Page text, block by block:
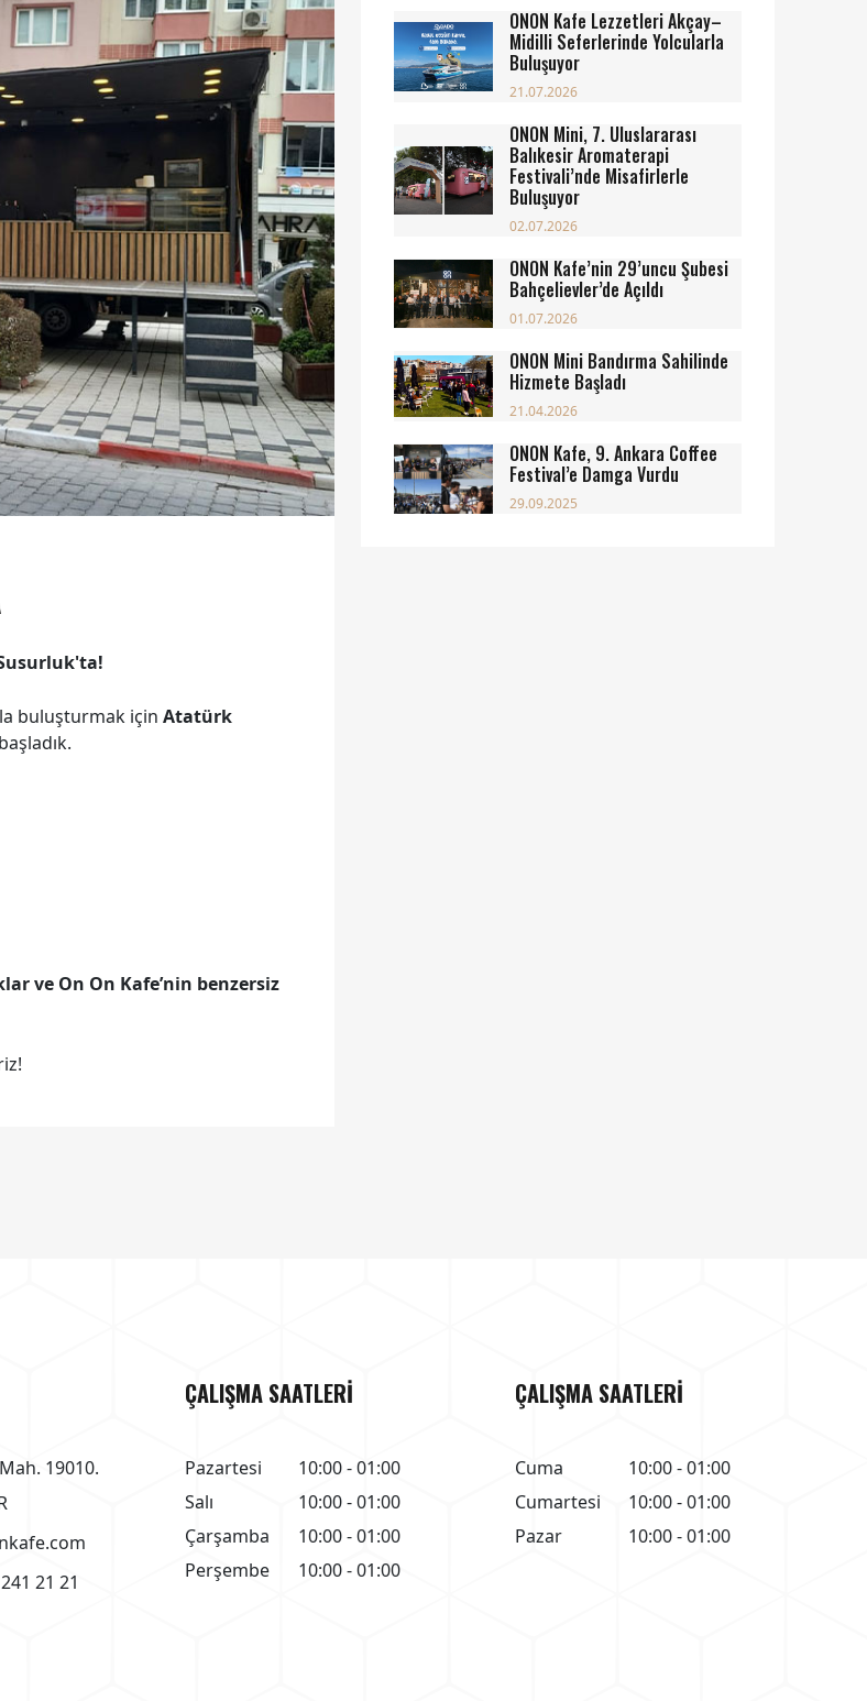
buluşturmak için Atatürk
ve On On Kafe’nin benzersiz
ONON Kafe Lezzetleri Akçay–
Midilli Seferlerinde Yolcularla
Buluşuyor
21.07.2026
ONON Mini, 7. Uluslararası
Balıkesir Aromaterapi
Festivali’nde Misafirlerle
Buluşuyor
02.07.2026
ONON Kafe’nin 29’uncu Şubesi
Bahçelievler’de Açıldı
01.07.2026
ONON Mini Bandırma Sahilinde
Hizmete Başladı
21.04.2026
ONON Kafe, 9. Ankara Coffee
Festival’e Damga Vurdu
29.09.2025
19010.
21 21
ÇALIŞMA SAATLERİ
Pazartesi
10:00 - 01:00
Salı
10:00 - 01:00
Çarşamba
10:00 - 01:00
Perşembe
10:00 - 01:00
ÇALIŞMA SAATLERİ
Cuma
10:00 - 01:00
Cumartesi
10:00 - 01:00
Pazar
10:00 - 01:00